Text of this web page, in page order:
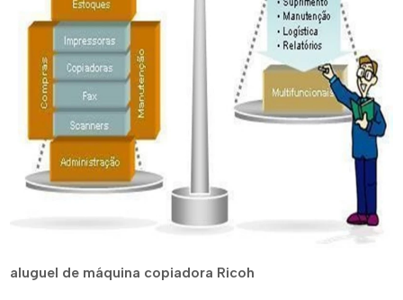
aluguel de máquina copiadora Ricoh